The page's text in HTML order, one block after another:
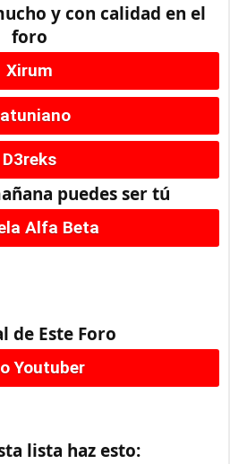
y con calidad en el
foro
Xirum
D3reks
puedes ser tú
Alfa Beta
de Este Foro
Youtuber
lista haz esto: